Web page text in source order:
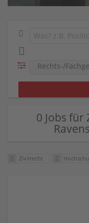
Rechts-/
0 Jobs für
Zivilrecht